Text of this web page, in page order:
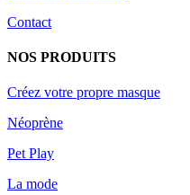
Contact
NOS PRODUITS
Créez votre propre masque
Néoprène
Pet Play
La mode